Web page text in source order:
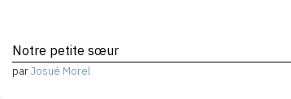
Notre petite sœur
parJosué Morel